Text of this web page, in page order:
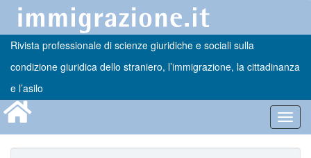
Rivista professionale di scienze giuridiche e sociali sulla
condizione giuridica dello straniero, l’immigrazione, la cittadinanza
e l’asilo